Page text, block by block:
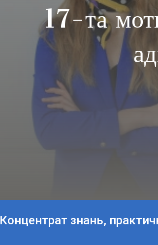
17-та
Концентрат знань,